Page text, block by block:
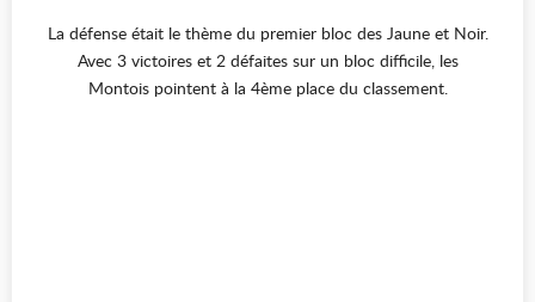
La défense était le thème du premier bloc des Jaune et Noir.
Avec 3 victoires et 2 défaites sur un bloc difficile, les
Montois pointent à la 4ème place du classement.